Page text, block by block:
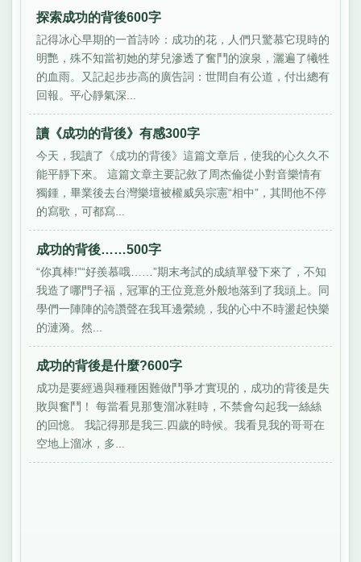
探索成功的背後600字
記得冰心早期的一首詩吟：成功的花，人們只驚慕它現時的
明艷，殊不知當初她的芽兒滲透了奮鬥的淚泉，灑遍了犧牲
的血雨。又記起步步高的廣告詞：世間自有公道，付出總有
回報。平心靜氣深...
讀《成功的背後》有感300字
今天，我讀了《成功的背後》這篇文章后，使我的心久久不
能平靜下來。 這篇文章主要記敘了周杰倫從小對音樂情有
獨鍾，畢業後去台灣樂壇被權威吳宗憲“相中”，其間他不停
的寫歌，可都寫...
成功的背後……500字
“你真棒!”“好羨慕哦……”期末考試的成績單發下來了，不知
我造了哪門子福，冠軍的王位竟意外般地落到了我頭上。同
學們一陣陣的誇讚聲在我耳邊縈繞，我的心中不時盪起快樂
的漣漪。然...
成功的背後是什麼?600字
成功是要經過與種種困難做鬥爭才實現的，成功的背後是失
敗與奮鬥！ 每當看見那隻溜冰鞋時，不禁會勾起我一絲絲
的回憶。 我記得那是我三.四歲的時候。我看見我的哥哥在
空地上溜冰，多...